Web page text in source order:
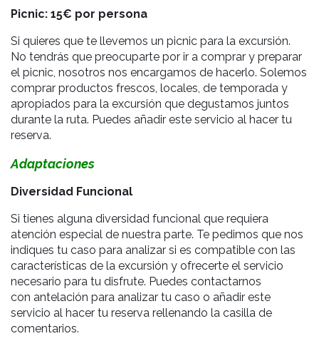
Picnic: 15€ por persona
Si quieres que te llevemos un picnic para la excursión.
No tendrás que preocuparte por ir a comprar y preparar
el picnic, nosotros nos encargamos de hacerlo. Solemos
comprar productos frescos, locales, de temporada y
apropiados para la excursión que degustamos juntos
durante la ruta. Puedes añadir este servicio al hacer tu
reserva.
Adaptaciones
Diversidad Funcional
Si tienes alguna diversidad funcional que requiera
atención especial de nuestra parte. Te pedimos que nos
indiques tu caso para analizar si es compatible con las
características de la excursión y ofrecerte el servicio
necesario para tu disfrute. Puedes contactarnos
con antelación para analizar tu caso o añadir este
servicio al hacer tu reserva rellenando la casilla de
comentarios.